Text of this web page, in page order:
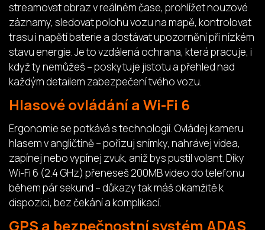
streamovat obraz v reálném čase, prohlížet nouzové
záznamy, sledovat polohu vozu na mapě, kontrolovat
trasu i napětí baterie a dostávat upozornění při nízkém
stavu energie. Je to vzdálená ochrana, která pracuje, i
když ty nemůžeš – poskytuje jistotu a přehled nad
každým detailem zabezpečení tvého vozu.
Hlasové ovládání a Wi-Fi 6
Ergonomie se potkává s technologií. Ovládej kameru
hlasem v angličtině – pořizuj snímky, nahrávej videa,
zapínej nebo vypínej zvuk, aniž bys pustil volant. Díky
Wi-Fi 6 (2.4 GHz) přeneseš 200MB video do telefonu
během pár sekund – důkazy tak máš okamžitě k
dispozici, bez čekání a komplikací.
GPS a bezpečnostní systém ADAS